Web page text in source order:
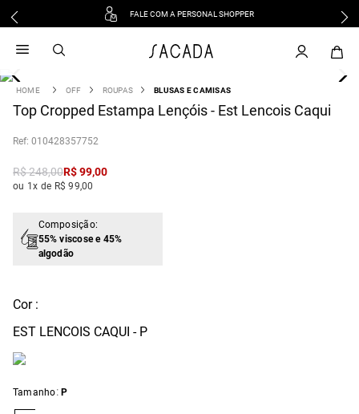
FALE COM A PERSONAL SHOPPER
OFF ROUPAS BLUSAS E CAMISAS
Top Cropped Estampa Lençóis - Est Lencois Caqui
: 010428357752
R$248,00R$99,00
ou 1x de R$ 99,00
Composição:
55% viscose e 45%
algodão
Cor :
EST LENCOIS CAQUI - P
Tamanho: P
vestido
3 º blusa
º vestido longo
º macacão
jeans
º vestido curto